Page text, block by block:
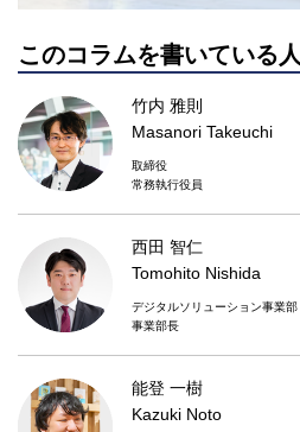
このコラムを書いている人
竹内 雅則
Masanori Takeuchi
取締役
常務執行役員
西田 智仁
Tomohito Nishida
デジタルソリューション事業部
事業部長
能登 一樹
Kazuki Noto